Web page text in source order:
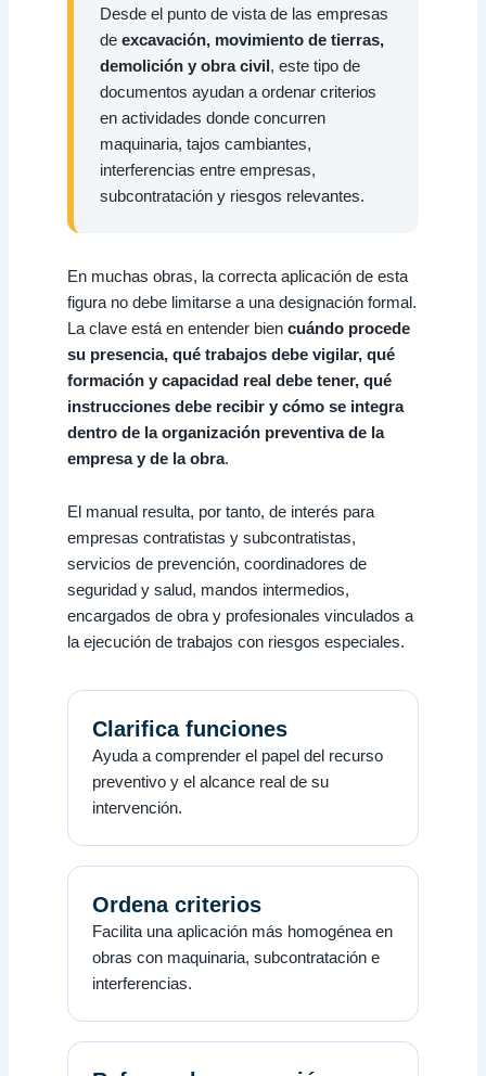
Desde el punto de vista de las empresas
deexcavación, movimiento de tierras,
demolición y obra civil , este tipo de
documentos ayudan a ordenar criterios
en actividades donde concurren
maquinaria, tajos cambiantes,
interferencias entre empresas,
subcontratación y riesgos relevantes.
En muchas obras, la correcta aplicación de esta
figura no debe limitarse a una designación formal.
La clave está en entender biencuándo procede
su presencia, qué trabajos debe vigilar, qué
formación y capacidad real debe tener, qué
instrucciones debe recibir y cómo se integra
dentro de la organización preventiva de la
empresa y de la obra.
El manual resulta, por tanto, de interés para
empresas contratistas y subcontratistas,
servicios de prevención, coordinadores de
seguridad y salud, mandos intermedios,
encargados de obra y profesionales vinculados a
la ejecución de trabajos con riesgos especiales.
Clarifica funciones
Ayuda a comprender el papel del recurso
preventivo y el alcance real de su
intervención.
Ordena criterios
Facilita una aplicación más homogénea en
obras con maquinaria, subcontratación e
interferencias.